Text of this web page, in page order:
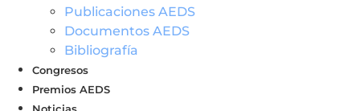
Publicaciones AEDS
Documentos AEDS
Bibliografía
Congresos
Premios AEDS
Noticias